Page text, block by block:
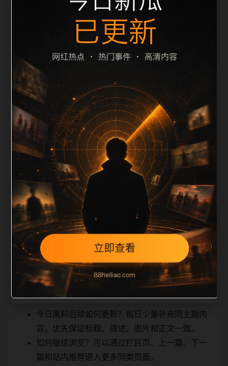
图片 alt、title 之间识别一致主题。后续每日采集时，建
议继续执行远程图片本地化、坏图默认图兜底、标题去
重和 description 长度过滤。如果同一主题下有多个相
近页面，应通过不同角度补充事件背景、访问场景、相
关问题或专题入口，降低站群页面之间的重复感。页面
底部保留同类推荐、上一篇下一篇和 sitemap 入口，保
证重要页面点击深度尽量控制在三次以内。正文维护时
可按用户搜索路径补充三类信息：入口是否稳定、同栏
目还有哪些可继续阅读、移动端打开时图片和摘要是否
一致。每次新增内容后同步检查标题、description、
canonical、主题图、alt、title和推荐链接，确保页面既
相关问题与推荐
搜索引擎理解，也能让真实用户顺着栏目继续浏览。同
站连续更新时避免重复标题和重复首段，优先补充不同
关键词、不同栏目词和不同问题角度。栏目页则保留清
晰入口，方便后续专题自动归集。发布后按真实浏览器
复查首屏、图片、跳转体验、相关推荐和加载速度。
今日黑料后续如何更新？每日少量补充同主题内
容，优先保证标题、描述、图片和正文一致。
如何继续浏览？可以通过栏目页、上一篇、下一
篇和站内推荐进入更多同类页面。